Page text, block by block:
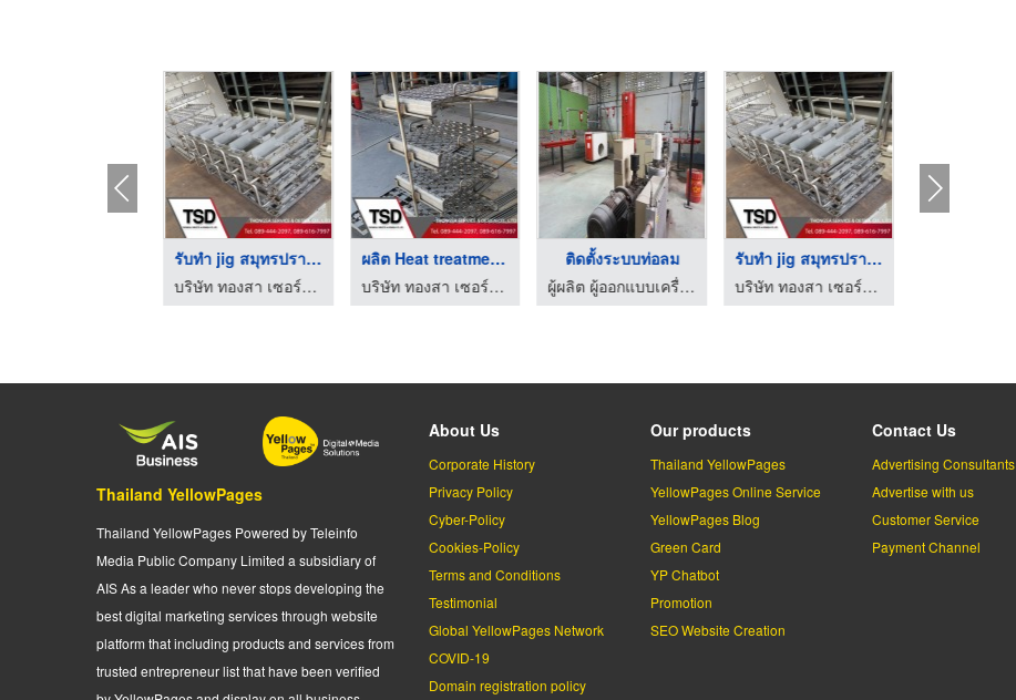
รับทํา jig สมุทรปราก ...
บริษัท ทองสา เซอร์วิส แอนด์ ดีไซน์ จำกัด
ผลิต Heat treatment ...
บริษัท ทองสา เซอร์วิส แอนด์ ดีไซน์ จำกัด
ติดตั้งระบบท่อลม
ผู้ผลิต ผู้ออกแบบเครื่องอัดอากาศ แมกซ์เวล คอมเพรสเซอร์
รับทํา jig สมุทรปราก ...
บริษัท ทองสา เซอร์วิส แอนด์ ดีไซน์ จำกัด
Thailand YellowPages
Thailand YellowPages Powered by Teleinfo
Media Public Company Limited a subsidiary of
AIS As a leader who never stops developing the
best digital marketing services through website
platform that including products and services from
trusted entrepreneur list that have been verified
About Us
Corporate History
Privacy Policy
Cyber-Policy
Cookies-Policy
Terms and Conditions
Testimonial
Global YellowPages Network
COVID-19
Domain registration policy
Our products
Thailand YellowPages
YellowPages Online Service
YellowPages Blog
Green Card
YP Chatbot
Promotion
SEO Website Creation
Contact Us
Advertising Consultants
Advertise with us
Customer Service
Payment Channel